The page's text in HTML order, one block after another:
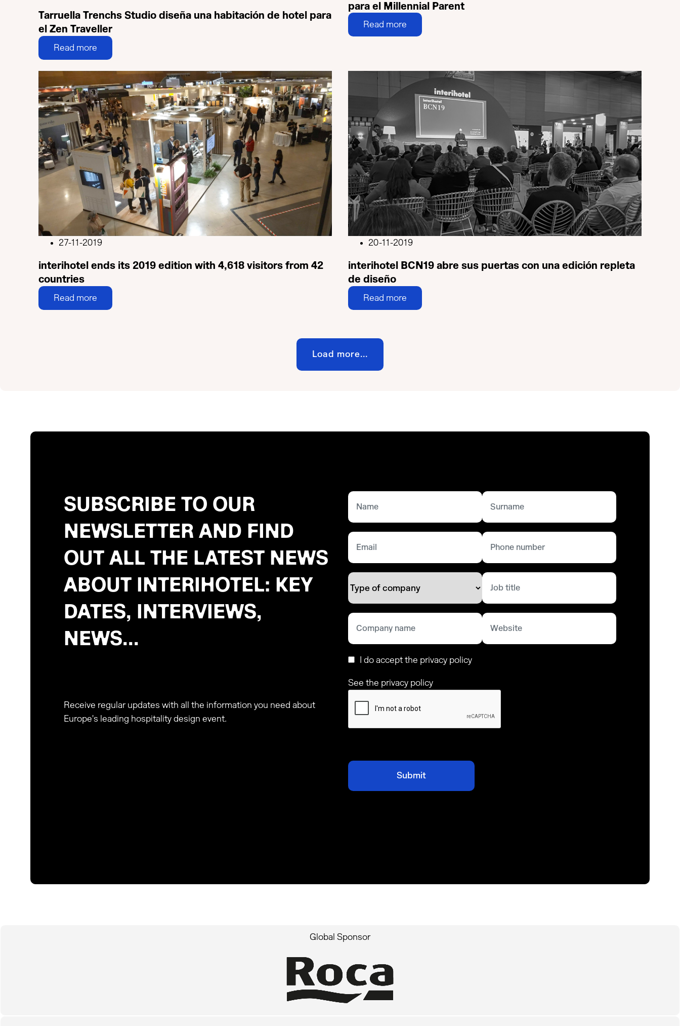
Tarruella Trenchs Studio diseña una habitación de hotel para
el Zen Traveller
Read more
para el Millennial Parent
Read more
27-11-2019
interihotel ends its 2019 edition with 4,618 visitors from 42
countries
Read more
20-11-2019
interihotel BCN19 abre sus puertas con una edición repleta
de diseño
Read more
Load more...
SUBSCRIBE TO OUR
NEWSLETTER AND FIND
OUT ALL THE LATEST NEWS
ABOUT INTERIHOTEL: KEY
DATES, INTERVIEWS,
NEWS...
Receive regular updates with all the information you need about
Europe's leading hospitality design event.
I do accept the privacy policy
See the privacy policy
Global Sponsor